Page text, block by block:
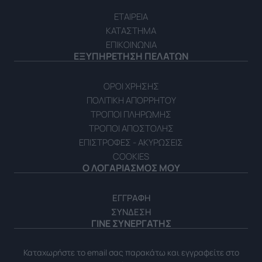
ΕΤΑΙΡΕΙΑ
ΚΑΤΑΣΤΗΜΑ
ΕΠΙΚΟΙΝΩΝΙΑ
ΕΞΥΠΗΡΕΤΗΣΗ ΠΕΛΑΤΩΝ
ΟΡΟΙ ΧΡΗΣΗΣ
ΠΟΛΙΤΙΚΗ ΑΠΟΡΡΗΤΟΥ
ΤΡΟΠΟΙ ΠΛΗΡΩΜΗΣ
ΤΡΟΠΟΙ ΑΠΟΣΤΟΛΗΣ
ΕΠΙΣΤΡΟΦΕΣ - ΑΚΥΡΩΣΕΙΣ
COOKIES
Ο ΛΟΓΑΡΙΑΣΜΟΣ ΜΟΥ
ΕΓΓΡΑΦΗ
ΣΥΝΔΕΣΗ
ΓΙΝΕ ΣΥΝΕΡΓΑΤΗΣ
Καταχωρήστε το email σας παρακάτω και εγγραφείτε στο